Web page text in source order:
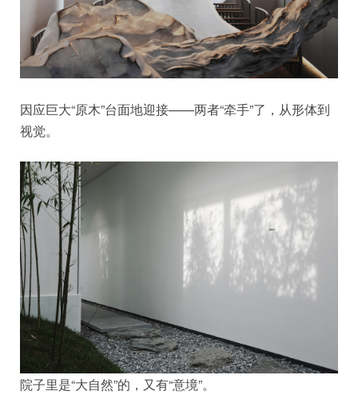
因应巨大“原木”台面地迎接——两者“牵手”了，从形体到
视觉。
院子里是“大自然”的，又有“意境”。